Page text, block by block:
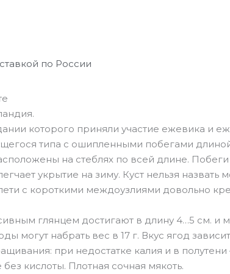
по России
которого приняли участие ежевика и
типа с ошипленными побегами
на стеблях по всей длине.
укрытие на зиму. Куст нельзя назвать
с короткими междоузлиями довольно
глянцем достигают в длину 4…5 см. и
могут набрать вес в 17 г. Вкус ягод
при недостатке калия и в полутени
кислоты. Плотная сочная мякоть.